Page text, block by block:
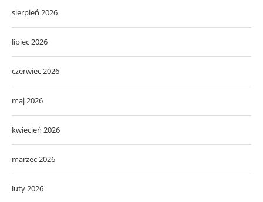
sierpień 2026
lipiec 2026
czerwiec 2026
maj 2026
kwiecień 2026
marzec 2026
luty 2026